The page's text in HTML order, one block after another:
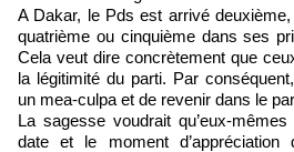
A Dakar, le Pds est arrivé
quatrième ou cinquième dans ses
Cela veut dire concrètement que
la légitimité du parti. Par
un mea-culpa et de revenir dans le
La sagesse voudrait qu’eux-
date et le moment